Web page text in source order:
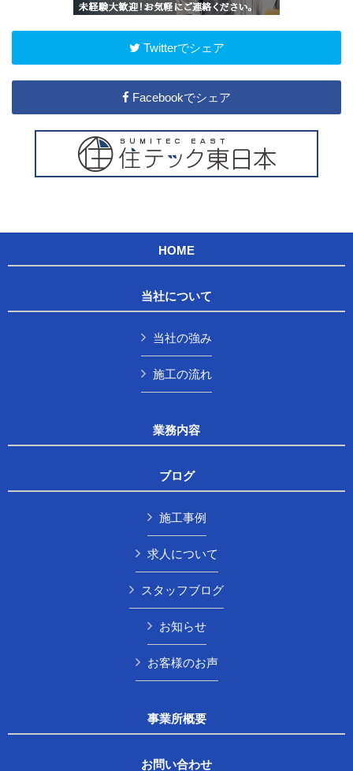
Twitterでシェア
Facebookでシェア
HOME
当社について
当社の強み
施工の流れ
業務内容
ブログ
施工事例
求人について
スタッフブログ
お知らせ
お客様のお声
事業所概要
お問い合わせ